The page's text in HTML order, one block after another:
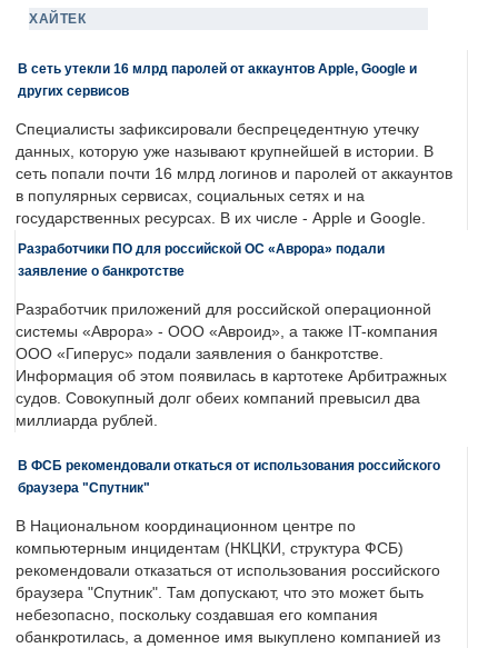
ХАЙТЕК
В сеть утекли 16 млрд паролей от аккаунтов Apple, Google и
других сервисов
Специалисты зафиксировали беспрецедентную утечку
данных, которую уже называют крупнейшей в истории. В
сеть попали почти 16 млрд логинов и паролей от аккаунтов
в популярных сервисах, социальных сетях и на
государственных ресурсах. В их числе - Apple и Google.
Разработчики ПО для российской ОС «Аврора» подали
заявление о банкротстве
Разработчик приложений для российской операционной
системы «Аврора» - ООО «Авроид», а также IT-компания
ООО «Гиперус» подали заявления о банкротстве.
Информация об этом появилась в картотеке Арбитражных
судов. Совокупный долг обеих компаний превысил два
миллиарда рублей.
В ФСБ рекомендовали откаться от использования российского
браузера "Спутник"
В Национальном координационном центре по
компьютерным инцидентам (НКЦКИ, структура ФСБ)
рекомендовали отказаться от использования российского
браузера "Спутник". Там допускают, что это может быть
небезопасно, поскольку создавшая его компания
обанкротилась, а доменное имя выкуплено компанией из